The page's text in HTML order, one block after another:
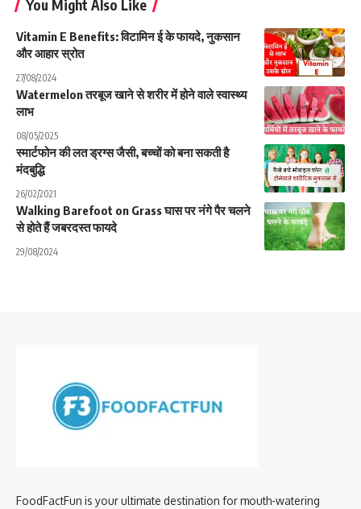
You Might Also Like
Vitamin E Benefits: विटामिन ई के फायदे, नुकसान
और आहार स्रोत
27/08/2024
Watermelon तरबूज खाने से शरीर में होने वाले स्वास्थ्य
लाभ
08/05/2025
स्मार्टफोन की लत ड्रग्स जैसी, बच्चों को बना सकती है
मंदबुद्ध‍ि
26/02/2021
Walking Barefoot on Grass घास पर नंगे पैर चलने
से होते हैं जबरदस्त फायदे
29/08/2024
FoodFactFun is your ultimate destination for mouth-watering